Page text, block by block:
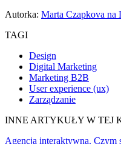
Autorka: Marta Czapkova na
TAGI
Design
Digital Marketing
Marketing B2B
User experience (ux)
Zarządzanie
INNE ARTYKUŁY W TEJ
Agencja interaktywna. Czym